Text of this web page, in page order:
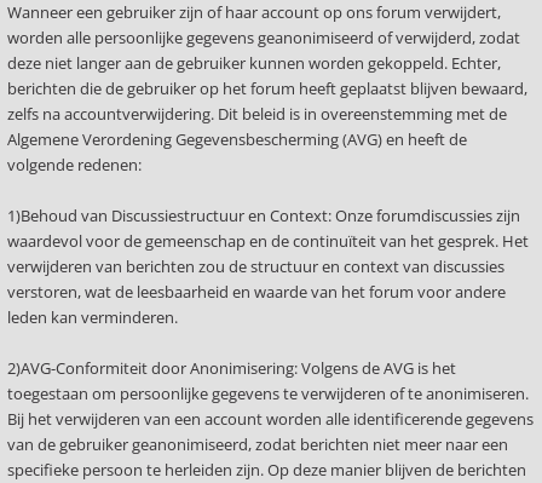
Wanneer een gebruiker zijn of haar account op ons forum verwijdert,
worden alle persoonlijke gegevens geanonimiseerd of verwijderd, zodat
deze niet langer aan de gebruiker kunnen worden gekoppeld. Echter,
berichten die de gebruiker op het forum heeft geplaatst blijven bewaard,
zelfs na accountverwijdering. Dit beleid is in overeenstemming met de
Algemene Verordening Gegevensbescherming (AVG) en heeft de
volgende redenen:
1)Behoud van Discussiestructuur en Context: Onze forumdiscussies zijn
waardevol voor de gemeenschap en de continuïteit van het gesprek. Het
verwijderen van berichten zou de structuur en context van discussies
verstoren, wat de leesbaarheid en waarde van het forum voor andere
leden kan verminderen.
2)AVG-Conformiteit door Anonimisering: Volgens de AVG is het
toegestaan om persoonlijke gegevens te verwijderen of te anonimiseren.
Bij het verwijderen van een account worden alle identificerende gegevens
van de gebruiker geanonimiseerd, zodat berichten niet meer naar een
specifieke persoon te herleiden zijn. Op deze manier blijven de berichten